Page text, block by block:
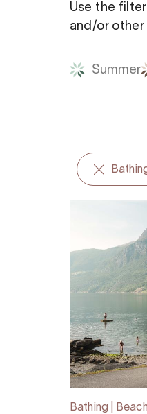
Use the
and/or other
Summer
Bathing | Beach